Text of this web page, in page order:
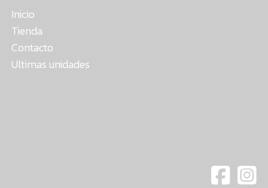
Inicio
Tienda
Contacto
Ultimas unidades